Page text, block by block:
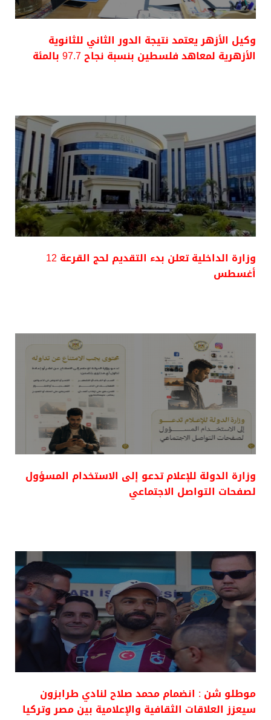
وكيل الأزهر يعتمد نتيجة الدور الثاني للثانوية
الأزهرية لمعاهد فلسطين بنسبة نجاح 97.7 بالمئة
وزارة الداخلية تعلن بدء التقديم لحج القرعة 12
أغسطس
وزارة الدولة للإعلام تدعو إلى الاستخدام المسؤول
لصفحات التواصل الاجتماعي
موطلو شن : انضمام محمد صلاح لنادي طرابزون
سيعزز العلاقات الثقافية والإعلامية بين مصر وتركيا